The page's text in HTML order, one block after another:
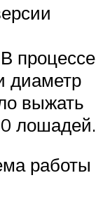
процессе
диаметр
выжать
лошадей.
работы